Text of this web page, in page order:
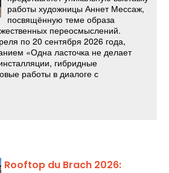
Rooftop du Brach 2026: